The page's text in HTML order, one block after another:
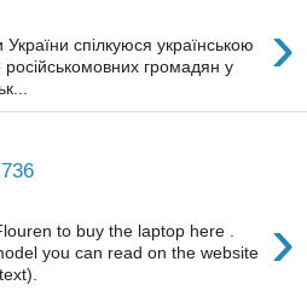
›
спілкуюся українською
громадян у
›
to buy the laptop here .
you can read on the website